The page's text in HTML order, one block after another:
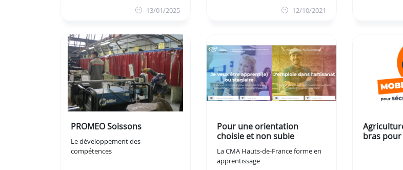
13/01/2025
12/10/2021
PROMEO Soissons
Le développement des
compétences
Pour une orientation
choisie et non subie
La CMA Hauts-de-France forme en
apprentissage
bras